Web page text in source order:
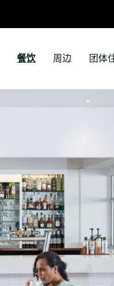
餐饮 周边 团体